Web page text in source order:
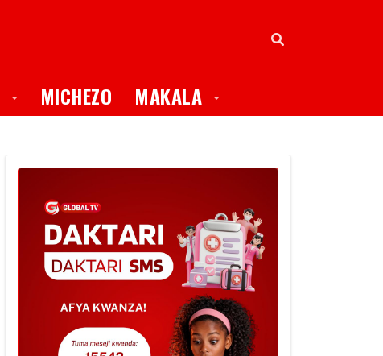
Toggle Dropdown
MICHEZO MAKALA Toggle Dropdown